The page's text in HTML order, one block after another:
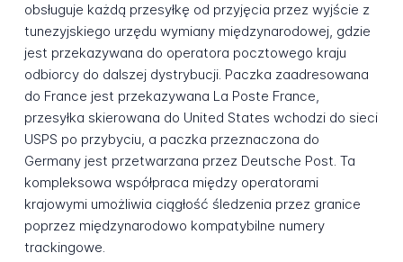
obsługuje każdą przesyłkę od przyjęcia przez wyjście z
tunezyjskiego urzędu wymiany międzynarodowej, gdzie
jest przekazywana do operatora pocztowego kraju
odbiorcy do dalszej dystrybucji. Paczka zaadresowana
do France jest przekazywana La Poste France,
przesyłka skierowana do United States wchodzi do sieci
USPS po przybyciu, a paczka przeznaczona do
Germany jest przetwarzana przez Deutsche Post. Ta
kompleksowa współpraca między operatorami
krajowymi umożliwia ciągłość śledzenia przez granice
poprzez międzynarodowo kompatybilne numery
trackingowe.